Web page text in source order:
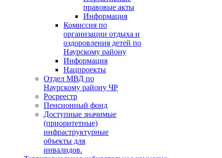
правовые акты
Информация
Комиссия по
организации отдыха и
оздоровления детей по
Наурскому району
Информация
Нацпроекты
Отдел МВД по
Наурскому району ЧР
Росреестр
Пенсионный фонд
Доступные значимые
(приоритетные)
инфраструктурные
объекты для
инвалидов.